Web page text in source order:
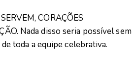
CORAÇÕES
Nada disso seria possível sem
toda a equipe celebrativa.